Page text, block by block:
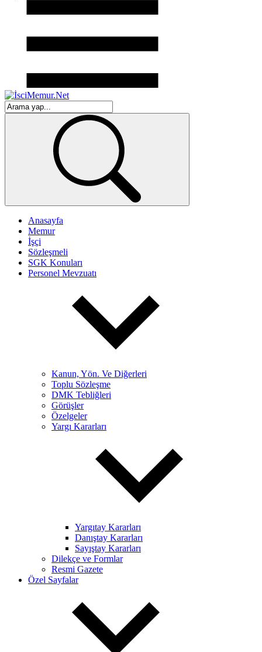
Anasayfa
Memur
İşçi
Sözleşmeli
SGK Konuları
Personel Mevzuatı
Kanun, Yön. Ve Diğerleri
Toplu Sözleşme
DMK Tebliğleri
Görüşler
Özelgeler
Yargı Kararları
Yargıtay Kararları
Danıştay Kararları
Sayıştay Kararları
Dilekçe ve Formlar
Resmi Gazete
Özel Sayfalar